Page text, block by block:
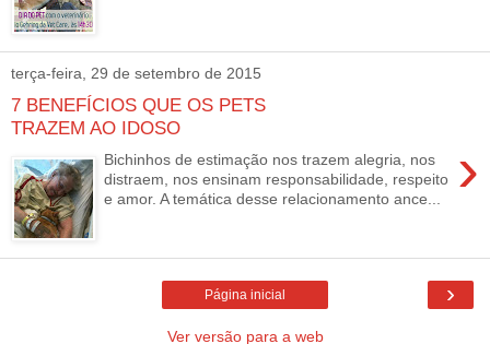
terça-feira, 29 de setembro de 2015
7 BENEFÍCIOS QUE OS PETS
TRAZEM AO IDOSO
›
Bichinhos de estimação nos trazem alegria, nos
distraem, nos ensinam responsabilidade, respeito
e amor. A temática desse relacionamento ance...
›
Página inicial
Ver versão para a web